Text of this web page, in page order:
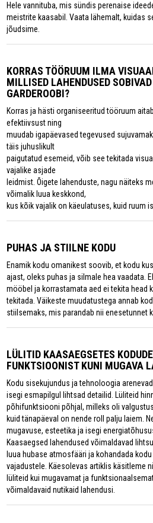
Hele vannituba, mis sündis perenaise
meistrite kaasabil. Vaata lähemalt, kuidas
jõudsime.
KORRAS TÖÖRUUM ILMA
MILLISED LAHENDUSED
GARDEROOBI?
Korras ja hästi organiseeritud tööruum
efektiivsust ning
muudab igapäevased tegevused
täis juhuslikult
paigutatud esemeid, võib see tekitada
vajalike asjade
leidmist. Õigete lahenduste, nagu näiteks
võimalik luua keskkond,
kus kõik vajalik on käeulatuses, kuid ruum
PUHAS JA STIILNE KODU
Enamik kodu omanikest soovib, et kodu
ajast, oleks puhas ja silmale hea vaadata.
mööbel ja korrastamata aed ei tekita head
tekitada. Väikeste muudatustega annab
stiilsemaks, mis parandab nii enesetunnet
LÜLITID KAASAEGSETES
FUNKTSIOONIST KUNI MUGAVA
Kodu sisekujundus ja tehnoloogia
isegi esmapilgul lihtsad detailid. Lüliteid
põhifunktsiooni põhjal, milleks oli
kuid tänapäeval on nende roll palju laiem.
mugavuse, esteetika ja isegi
Kaasaegsed lahendused võimaldavad
luua hubase atmosfääri ja kohandada
vajadustele. Käesolevas artiklis käsitleme
lüliteid kui mugavamat ja
võimaldavaid nutikaid lahendusi.